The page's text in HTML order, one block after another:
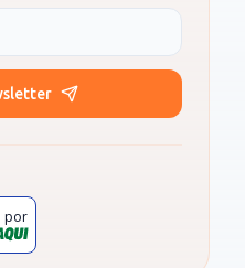
por